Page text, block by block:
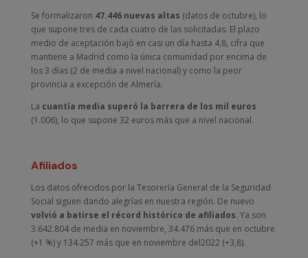
Se formalizaron 47.446 nuevas altas (datos de octubre), lo
que supone tres de cada cuatro de las solicitadas. El plazo
medio de aceptación bajó en casi un día hasta 4,8, cifra que
mantiene a Madrid como la única comunidad por encima de
los 3 días (2 de media a nivel nacional) y como la peor
provincia a excepción de Almería.
La cuantía media superó la barrera de los mil euros
(1.006), lo que supone 32 euros más que a nivel nacional.
Afiliados
Los datos ofrecidos por la Tesorería General de la Seguridad
Social siguen dando alegrías en nuestra región. De nuevo
volvió a batirse el récord histórico de afiliados. Ya son
3.642.804 de media en noviembre, 34.476 más que en octubre
(+1 %) y 134.257 más que en noviembre del2022 (+3,8).